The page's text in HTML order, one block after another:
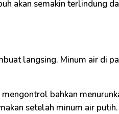
akan semakin terlindung
langsing. Minum air di
bahkan
setelah minum air putih.